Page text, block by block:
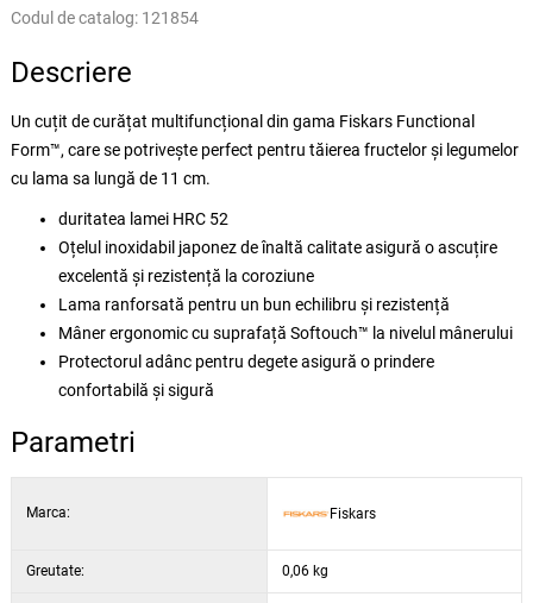
Codul de catalog: 121854
Descriere
Un cuțit de curățat multifuncțional din gama Fiskars Functional
Form™, care se potrivește perfect pentru tăierea fructelor și legumelor
cu lama sa lungă de 11 cm.
duritatea lamei HRC 52
Oțelul inoxidabil japonez de înaltă calitate asigură o ascuțire
excelentă și rezistență la coroziune
Lama ranforsată pentru un bun echilibru și rezistență
Mâner ergonomic cu suprafață Softouch™ la nivelul mânerului
Protectorul adânc pentru degete asigură o prindere
confortabilă și sigură
Parametri
Marca: Fiskars
Greutate: 0,06 kg